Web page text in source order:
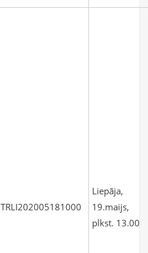
TRLI202005181000
Liepāja,
19.maijs,
plkst. 13.00